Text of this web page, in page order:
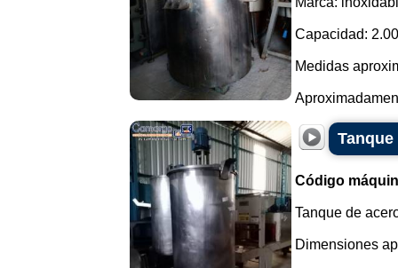
Capacidad:
Medidas
Código
Tanque de
Dimensiones